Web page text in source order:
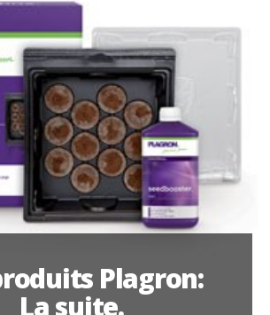
Plagron:
La suite.